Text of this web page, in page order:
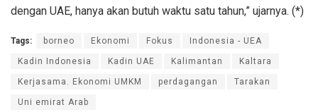
dengan UAE, hanya akan butuh waktu satu tahun,” ujarnya. (*)
Tags: borneo Ekonomi Fokus Indonesia - UEA
Kadin Indonesia Kadin UAE Kalimantan Kaltara
Kerjasama. Ekonomi UMKM perdagangan Tarakan
Uni emirat Arab